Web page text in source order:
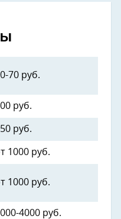
70 руб.
руб.
руб.
1000 руб.
1000 руб.
4000 руб.